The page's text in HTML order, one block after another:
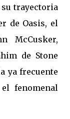
trayectoria
de Oasis, el
McCusker,
de Stone
ya frecuente
el fenomenal